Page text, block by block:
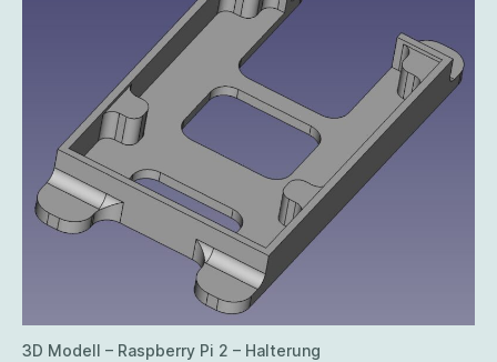
3D Modell – Raspberry Pi 2 – Halterung